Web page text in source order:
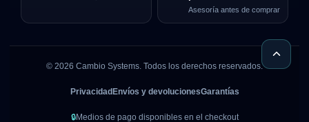
Asesoría antes de comprar
© 2026 Cambio Systems. Todos los derechos reservados.
Privacidad Envíos y devolucionesGarantías
🔒Medios de pago disponibles en el checkout